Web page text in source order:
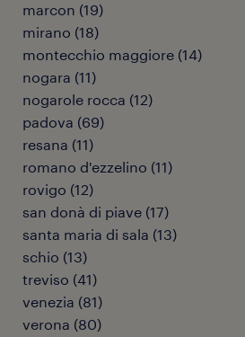
marcon (19)
mirano (18)
montecchio maggiore (14)
nogara (11)
nogarole rocca (12)
padova (69)
resana (11)
romano d'ezzelino (11)
rovigo (12)
san donà di piave (17)
santa maria di sala (13)
schio (13)
treviso (41)
venezia (81)
verona (80)